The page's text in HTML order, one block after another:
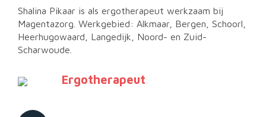
Shalina Pikaar is als ergotherapeut werkzaam bij
Magentazorg. Werkgebied: Alkmaar, Bergen, Schoorl,
Heerhugowaard, Langedijk, Noord- en Zuid-
Scharwoude.
Ergotherapeut